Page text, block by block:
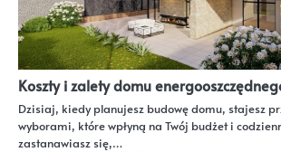
Koszty i zalety domu
Dzisiaj, kiedy planujesz budowę domu, stajesz
wyborami, które wpłyną na Twój budżet i
zastanawiasz się,…